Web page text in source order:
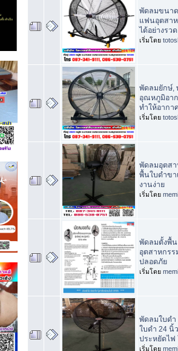
พัดลมขนา
แฟนอุตสา
ได้อย่างรวด
เริ่มโดย
พัดลมยักษ์,
อุณหภูมิอาก
ทำให้อากา
เริ่มโดย
พัดลมอุตสา
พื้นใบดำขา
งานง่าย
เริ่มโดย
พัดลมตั้งพื้
อุตสาหกร
ปลอดภัย
เริ่มโดย
พัดลมใบดำ
ใบดำ 24 นิ้
ประหยัดไฟ
เริ่มโดย